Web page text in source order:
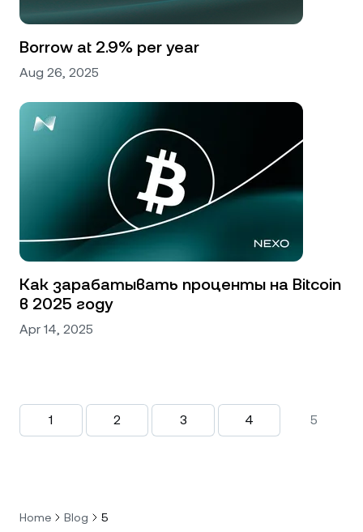
Borrow at 2.9% per year
Aug 26, 2025
Как зарабатывать проценты на Bitcoin
в 2025 году
Apr 14, 2025
1 2 3 4 5
Home Blog 5